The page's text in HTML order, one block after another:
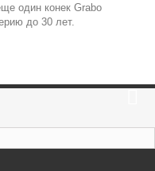
один конек Grabo
до 30 лет.